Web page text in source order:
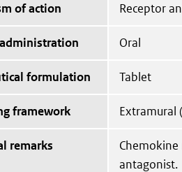
of action Receptor
Oral
formulation Tablet
framework Extramural
remarks
Chemokine
antagonist.